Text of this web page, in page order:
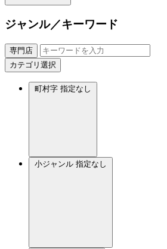
ジャンル／キーワード
専門店
カテゴリ選択
町村字 指定なし
小ジャンル 指定なし